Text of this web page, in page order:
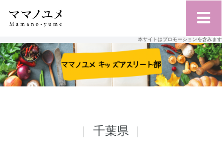
本サイトはプロモーションを含みます
千葉県